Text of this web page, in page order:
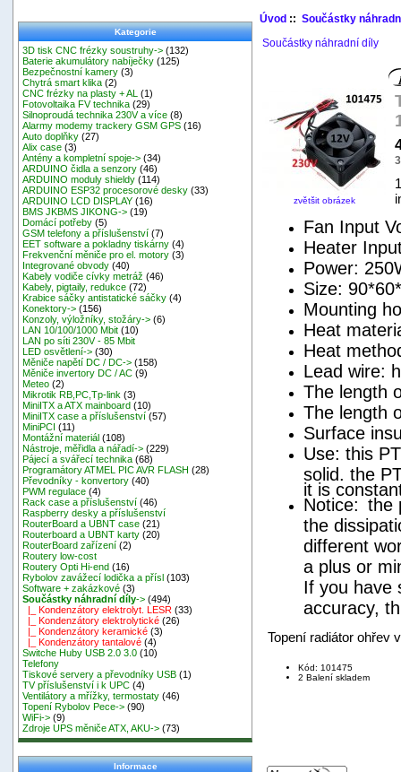
Kategorie
3D tisk CNC frézky soustruhy-> (132)
Baterie akumulátory nabíječky (125)
Bezpečnostní kamery (3)
Chytrá smart klika (2)
CNC frézky na plasty + AL
(1)
Fotovoltaika FV technika (29)
Silnoproudá technika 230V a více (8)
Alarmy modemy trackery GSM GPS (16)
Auto doplňky (27)
Alix case (3)
Antény a kompletní spoje-> (34)
ARDUINO čidla a senzory (46)
ARDUINO moduly shieldy (114)
ARDUINO ESP32 procesorové desky (33)
ARDUINO LCD DISPLAY (16)
BMS JKBMS JIKONG-> (19)
Domácí potřeby (5)
GSM telefony a příslušenství (7)
EET software a pokladny tiskárny (4)
Frekvenční měniče pro el. motory (3)
Integrované obvody (40)
Kabely vodiče cívky metráž (46)
Kabely, pigtaily, redukce (72)
Krabice sáčky antistatické sáčky (4)
Konektory-> (156)
Konzoly, výložníky, stožáry-> (6)
LAN 10/100/1000 Mbit (10)
LAN po síti 230V - 85 Mbit
LED osvětlení-> (30)
Měniče napětí DC / DC-> (158)
Měniče invertory DC / AC (9)
Meteo (2)
Mikrotik RB,PC,Tp-link (3)
MiniITX a ATX mainboard (10)
MiniITX case a příslušenství (57)
MiniPCI (11)
Montážní materiál (108)
Nástroje, měřidla a nářadí-> (229)
Pájecí a svářecí technika (68)
Programátory ATMEL PIC AVR FLASH (28)
Převodníky - konvertory (40)
PWM regulace (4)
Rack case a příslušenství (46)
Raspberry desky a příslušenství
RouterBoard a UBNT case (21)
Routerboard a UBNT karty (20)
RouterBoard zařízení (2)
Routery low-cost
Routery Opti Hi-end (16)
Rybolov zavážecí lodička a přísl (103)
Software + zakázkové (3)
Součástky náhradní díly-> (494)
|_ Kondenzátory elektrolyt. LESR (33)
|_ Kondenzátory elektrolytické (26)
|_ Kondenzátory keramické (3)
|_ Kondenzátory tantalové (4)
Switche Huby USB 2.0 3.0 (10)
Telefony
Tiskové servery a převodníky USB (1)
TV příslušenství i k UPC (4)
Ventilátory a mřížky, termostaty (46)
Topení Rybolov Pece-> (90)
WiFi-> (9)
Zdroje UPS měniče ATX, AKU-> (73)
Informace
Úvod:: Součástky
Součástky náhradní díly
zvětšit obrázek
Fan Input
Heater
Power:
Size:
Mounting
Heat
Heat
Lead wire:
The length
The length
Surface
Use: this
solid. the
it is
Notice: the
the
different
a plus or
If you have
accuracy,
Topení radiátor ohřev
Kód: 101475
2 Balení skladem